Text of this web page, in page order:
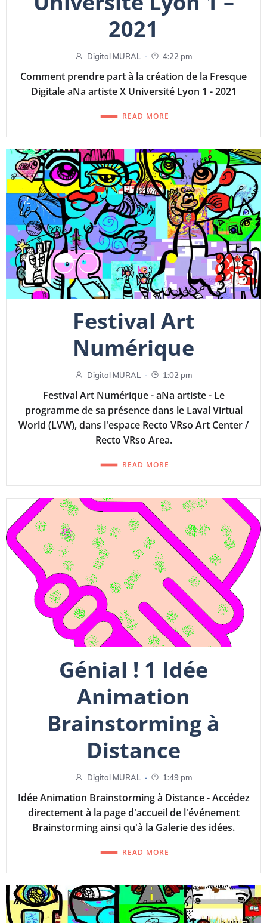
2021
Digital MURAL - 4:22 pm
Comment prendre part à la création de la Fresque
Digitale aNa artiste X Université Lyon 1 - 2021
READ MORE
Festival Art
Numérique
Digital MURAL - 1:02 pm
Festival Art Numérique - aNa artiste - Le
programme de sa présence dans le Laval Virtual
World (LVW), dans l'espace Recto VRso Art Center /
Recto VRso Area.
READ MORE
Génial ! 1 Idée
Animation
Brainstorming à
Distance
Digital MURAL - 1:49 pm
Idée Animation Brainstorming à Distance - Accédez
directement à la page d'accueil de l'événement
Brainstorming ainsi qu'à la Galerie des idées.
READ MORE